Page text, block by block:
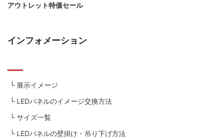
アウトレット特価セール
インフォメーション
展示イメージ
LEDパネルのイメージ交換方法
サイズ一覧
LEDパネルの壁掛け・吊り下げ方法